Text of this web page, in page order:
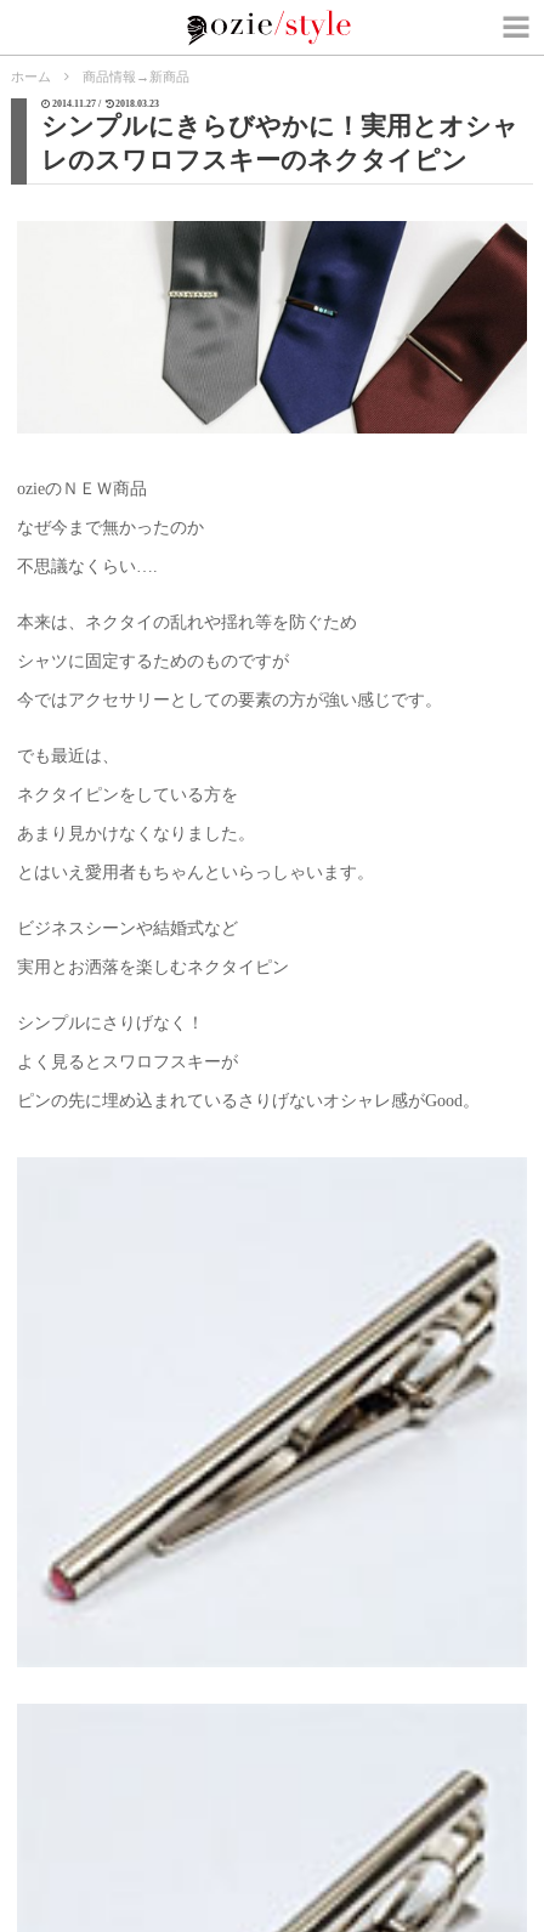
ホーム 商品情報 → 新商品
2014.11.27 / 2018.03.23
シンプルにきらびやかに！実用とオシャ
レのスワロフスキーのネクタイピン
ozieのＮＥＷ商品
なぜ今まで無かったのか
不思議なくらい….
本来は、ネクタイの乱れや揺れ等を防ぐため
シャツに固定するためのものですが
今ではアクセサリーとしての要素の方が強い感じです。
でも最近は、
ネクタイピンをしている方を
あまり見かけなくなりました。
とはいえ愛用者もちゃんといらっしゃいます。
ビジネスシーンや結婚式など
実用とお洒落を楽しむネクタイピン
シンプルにさりげなく！
よく見るとスワロフスキーが
ピンの先に埋め込まれているさりげないオシャレ感がGood。